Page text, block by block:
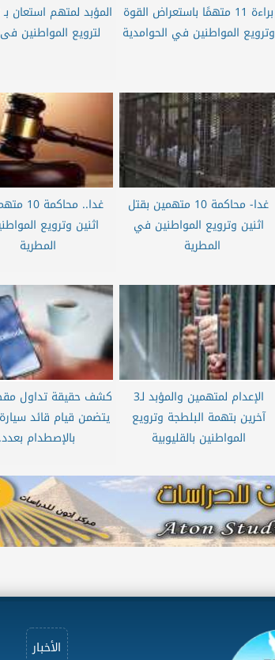
براءة 11 متهمًا باستعراض القوة
وترويع المواطنين في الحوامدية
لترويع المواطنين
غدا- محاكمة 10 متهمين بقتل
اثنين وترويع المواطنين في
المطرية
غدا..
اثنين وترويع
المطرية
الإعدام لمتهمين والمؤبد لـ3
آخرين بتهمة البلطجة وترويع
المواطنين بالقليوبية
كشف حقيقة تداول
يتضمن قيام قائد
بالإصطدام
الأخبار